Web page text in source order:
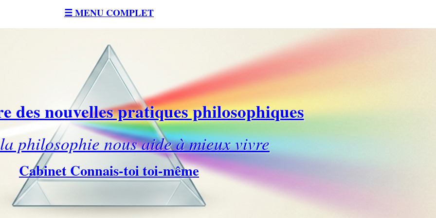
☰ MENU COMPLET
des nouvelles pratiques philosophiques
philosophie nous aide à mieux vivre
Cabinet Connais-toi toi-même